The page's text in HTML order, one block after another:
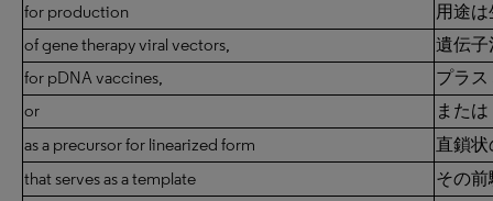
for production
用途は
of gene therapy viral vectors,
遺伝子
for pDNA vaccines,
プラ
or
または
as a precursor for linearized form
直鎖
that serves as a template
その